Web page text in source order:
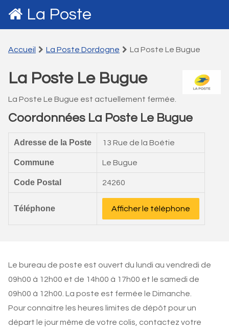
La Poste
Accueil La Poste Dordogne La Poste Le Bugue
La Poste Le Bugue
La Poste Le Bugue est actuellement fermée.
Coordonnées La Poste Le Bugue
Adresse de la Poste 13 Rue de la Boétie
Commune Le Bugue
Code Postal 24260
Téléphone Afficher le téléphone
Le bureau de poste est ouvert du lundi au vendredi de
09h00 à 12h00 et de 14h00 à 17h00 et le samedi de
09h00 à 12h00. La poste est fermée le Dimanche.
Pour connaitre les heures limites de dépôt pour un
départ le jour même de votre colis, contactez votre